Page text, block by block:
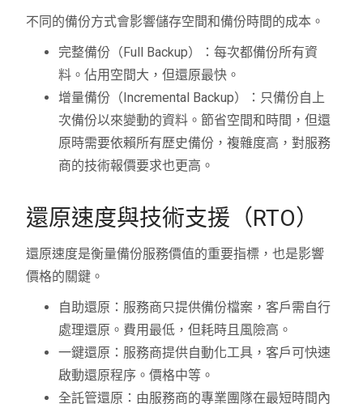
不同的備份方式會影響儲存空間和備份時間的成本。
完整備份（Full Backup）：每次都備份所有資
料。佔用空間大，但還原最快。
增量備份（Incremental Backup）：只備份自上
次備份以來變動的資料。節省空間和時間，但還
原時需要依賴所有歷史備份，複雜度高，對服務
商的技術報價要求也更高。
還原速度與技術支援（RTO）
還原速度是衡量備份服務價值的重要指標，也是影響
價格的關鍵。
自助還原：服務商只提供備份檔案，客戶需自行
處理還原。費用最低，但耗時且風險高。
一鍵還原：服務商提供自動化工具，客戶可快速
啟動還原程序。價格中等。
全託管還原：由服務商的專業團隊在最短時間內